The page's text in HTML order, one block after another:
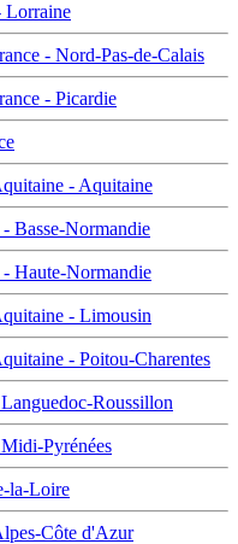
Lorraine
- Nord-Pas-de-Calais
- Picardie
- Aquitaine
Basse-Normandie
Haute-Normandie
- Limousin
- Poitou-Charentes
Roussillon
Pyrénées
la-Loire
Côte d'Azur